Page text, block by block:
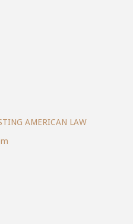
AMERICAN LAW